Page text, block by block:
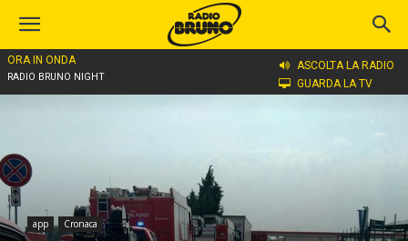
ORA IN ONDA
RADIO BRUNO NIGHT
ASCOLTA LA RADIO
GUARDA LA TV
Home
app Cronaca